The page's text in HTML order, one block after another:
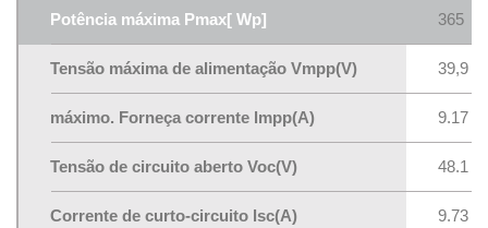
Potência máxima Pmax[ Wp] 365
Tensão máxima de alimentação Vmpp(V) 39,9
máximo. Forneça corrente lmpp(A) 9.17
Tensão de circuito aberto Voc(V) 48.1
Corrente de curto-circuito lsc(A) 9.73